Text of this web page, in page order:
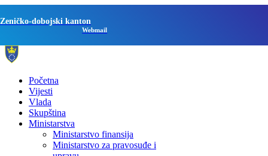
Zeničko-dobojski kanton
Webmail
Početna
Vijesti
Vlada
Skupština
Ministarstva
Ministarstvo finansija
Ministarstvo za pravosuđe i